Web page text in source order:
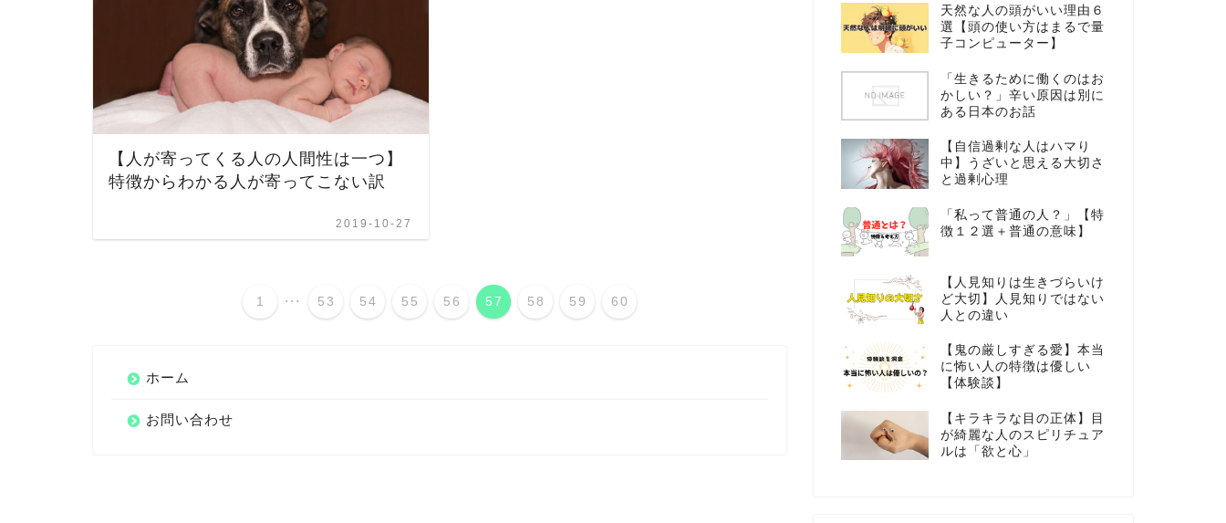
【人が寄ってくる人の人間性は一つ】
特徴からわかる人が寄ってこない訳
2019-10-27
1 ... 53 54 55 56 57 58 59 60
ホーム
お問い合わせ
天然な人の頭がいい理由６
選【頭の使い方はまるで量
子コンピューター】
「生きるために働くのはお
かしい？」辛い原因は別に
ある日本のお話
【自信過剰な人はハマり
中】うざいと思える大切さ
と過剰心理
「私って普通の人？」【特
徴１２選＋普通の意味】
【人見知りは生きづらいけ
ど大切】人見知りではない
人との違い
【鬼の厳しすぎる愛】本当
に怖い人の特徴は優しい
【体験談】
【キラキラな目の正体】目
が綺麗な人のスピリチュア
ルは「欲と心」